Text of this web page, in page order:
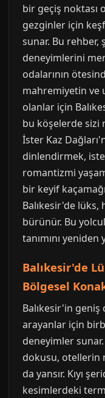
bir geçiş noktası
gezginler için
sunar. Bu
deneyimlerini
odalarının
mahremiyetin ve
olanlar için
bu köşelerde sizi
İster Kaz
dinlendirmek,
romantizmi
bir keyif
Balıkesir'de
bürünür. Bu
tanımını
Balıkesir'de
Bölgesel
Balıkesir'in geniş
arayanlar için
deneyimler
dokusu, otellerin
da yansır. Kıyı
kesimlerdeki